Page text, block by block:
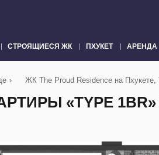
СТРОЯЩИЕСЯ ЖК ПХУКЕТ АРЕНДА
› ЖК The Proud Residence на
«TYPE 1BR»